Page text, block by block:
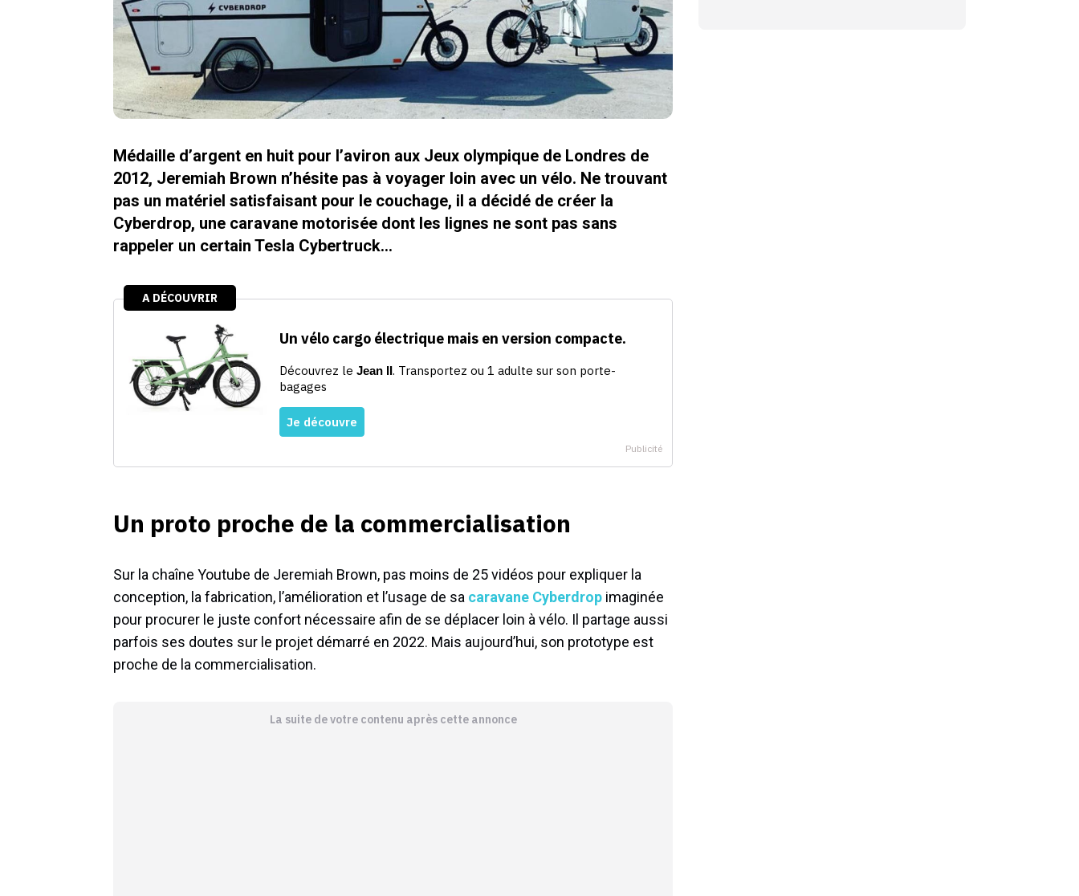
Médaille d’argent en huit pour l’aviron aux Jeux olympique de Londres de
2012, Jeremiah Brown n’hésite pas à voyager loin avec un vélo. Ne trouvant
pas un matériel satisfaisant pour le couchage, il a décidé de créer la
Cyberdrop, une caravane motorisée dont les lignes ne sont pas sans
rappeler un certain Tesla Cybertruck…
Un proto proche de la commercialisation
Sur la chaîne Youtube de Jeremiah Brown, pas moins de 25 vidéos pour expliquer la
conception, la fabrication, l’amélioration et l’usage de sa caravane Cyberdrop imaginée
pour procurer le juste confort nécessaire afin de se déplacer loin à vélo. Il partage aussi
parfois ses doutes sur le projet démarré en 2022. Mais aujourd’hui, son prototype est
proche de la commercialisation.
La suite de votre contenu après cette annonce